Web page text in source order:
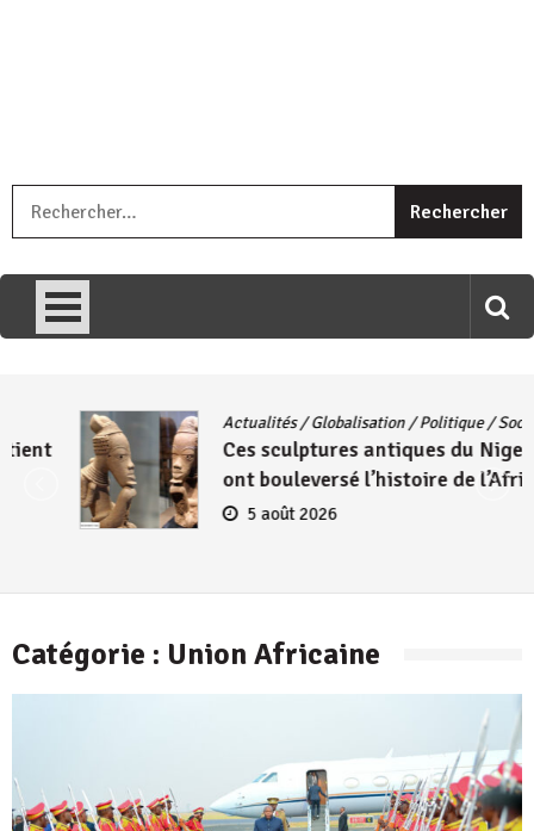
umariye umuryango wawe canke igihugu cakwibarutse .Wewe
Actualités/Globalisation/Politique/Société
Ces sculptures antiques du Nigeria qui
ont bouleversé l’histoire de l’Afrique
5 août 2026
Catégorie : Union Africaine